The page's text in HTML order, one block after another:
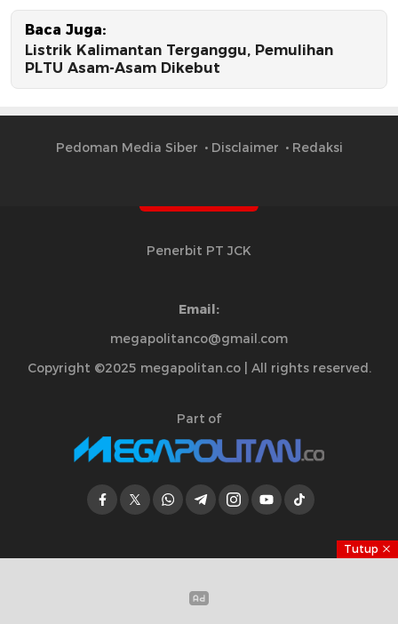
Baca Juga:
Listrik Kalimantan Terganggu, Pemulihan
PLTU Asam-Asam Dikebut
Pedoman Media Siber Disclaimer Redaksi
Penerbit PT JCK
Email:
megapolitanco@gmail.com
Copyright ©2025 megapolitan.co | All rights reserved.
Part of
Tutup